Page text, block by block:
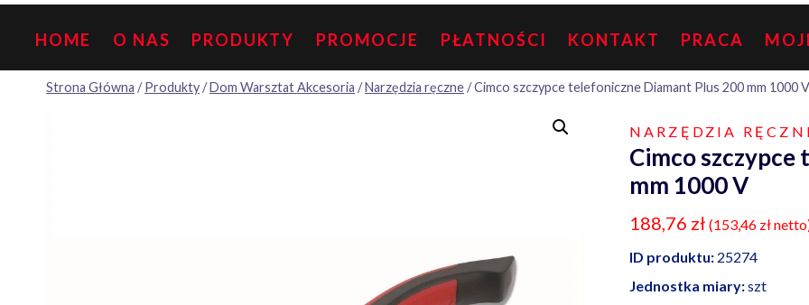
HOME O NAS PRODUKTY PROMOCJE PŁATNOŚCI KONTAKT PRACA
Strona Główna / Produkty/Dom Warsztat Akcesoria /Narzędzia ręczne/Cimco szczypce telefoniczne Diamant Plus 200 mm 1000 V
NARZĘDZIA
Cimco
mm 1000 V
188,76 zł (153,46 zł
ID produktu:25274
Jednostka miary:szt